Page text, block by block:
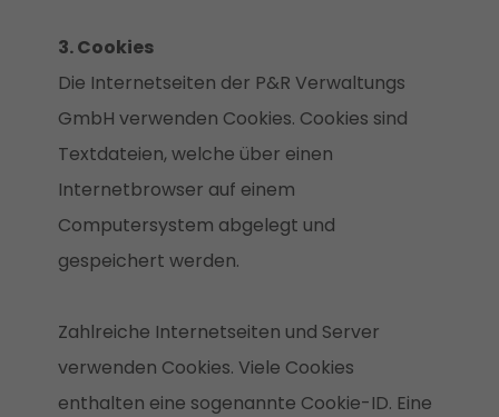
3. Cookies
Die Internetseiten der P&R Verwaltungs
GmbH verwenden Cookies. Cookies sind
Textdateien, welche über einen
Internetbrowser auf einem
Computersystem abgelegt und
gespeichert werden.
Zahlreiche Internetseiten und Server
verwenden Cookies. Viele Cookies
enthalten eine sogenannte Cookie-ID. Eine